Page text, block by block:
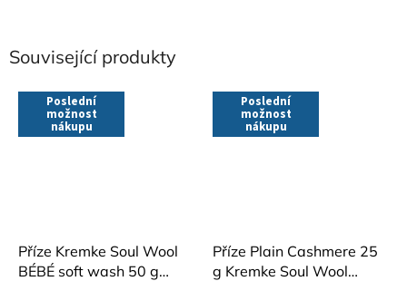
Související produkty
Poslední
možnost
nákupu
Příze Kremke Soul Wool
BÉBÉ soft wash 50 g
Poslední
možnost
nákupu
Příze Plain Cashmere 25
g Kremke Soul Wool